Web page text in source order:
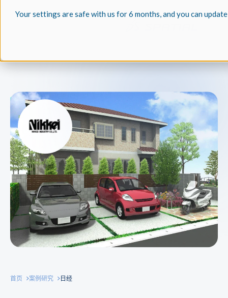
Your settings are safe with us for 6 months, and you can
首页 案例研究 日经